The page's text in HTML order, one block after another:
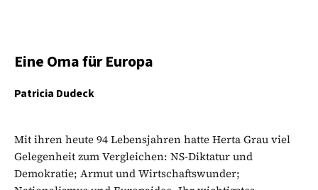
Eine Oma für Europa
Patricia Dudeck
Mit ihren heute 94 Lebensjahren hatte Herta Grau viel
Gelegenheit zum Vergleichen: NS-Diktatur und
Demokratie; Armut und Wirtschaftswunder;